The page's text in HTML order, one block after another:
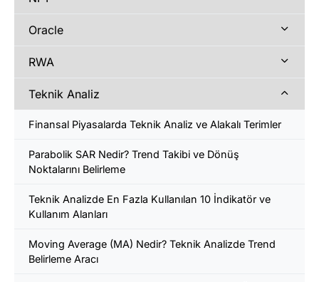
Oracle
RWA
Teknik Analiz
Finansal Piyasalarda Teknik Analiz ve Alakalı Terimler
Parabolik SAR Nedir? Trend Takibi ve Dönüş
Noktalarını Belirleme
Teknik Analizde En Fazla Kullanılan 10 İndikatör ve
Kullanım Alanları
Moving Average (MA) Nedir? Teknik Analizde Trend
Belirleme Aracı